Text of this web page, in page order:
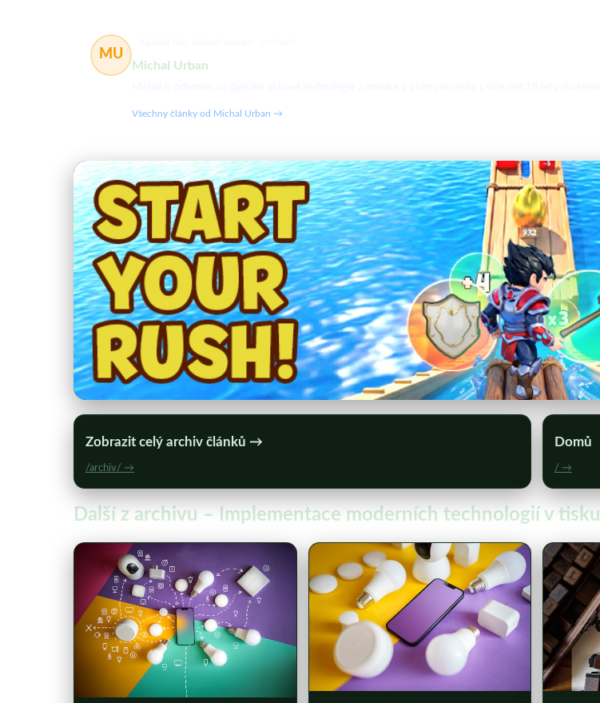
MU
Michal Urban
Všechny články od Michal Urban →
Zobrazit celý archiv článků →
/archiv/ →
Domů
/ →
Další z archivu – Implementace moderních technologií v tisku